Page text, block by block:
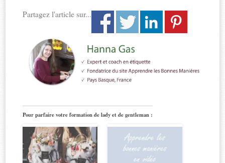
Partagez l'article sur...
Pour parfaire votre formation de lady et de gentleman :